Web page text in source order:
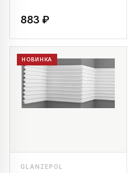
883 ₽
НОВИНКА
GLANZEPOL